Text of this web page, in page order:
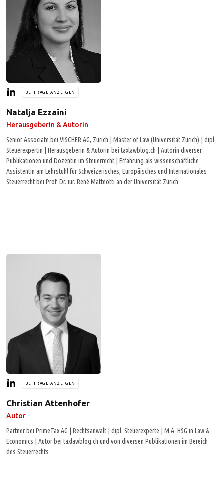
BEITRÄGE ANZEIGEN
Natalja Ezzaini
Herausgeberin & Autorin
Senior Associate bei VISCHER AG, Zürich | Master of Law (Universität Zürich) | dipl.
Steuerexpertin | Herausgeberin & Autorin bei taxlawblog.ch | Autorin diverser
Publikationen und Dozentin im Steuerrecht | Erfahrung als wissenschaftliche
Assistentin am Lehrstuhl für Schweizerisches, Europäisches und Internationales
Steuerrecht bei Prof. Dr. iur. René Matteotti an der Universität Zürich
BEITRÄGE ANZEIGEN
Christian Attenhofer
Autor
Partner bei PrimeTax AG | Rechtsanwalt | dipl. Steuerexperte | M.A. HSG in Law &
Economics | Autor bei taxlawblog.ch und von diversen Publikationen im Bereich
des Steuerrechts